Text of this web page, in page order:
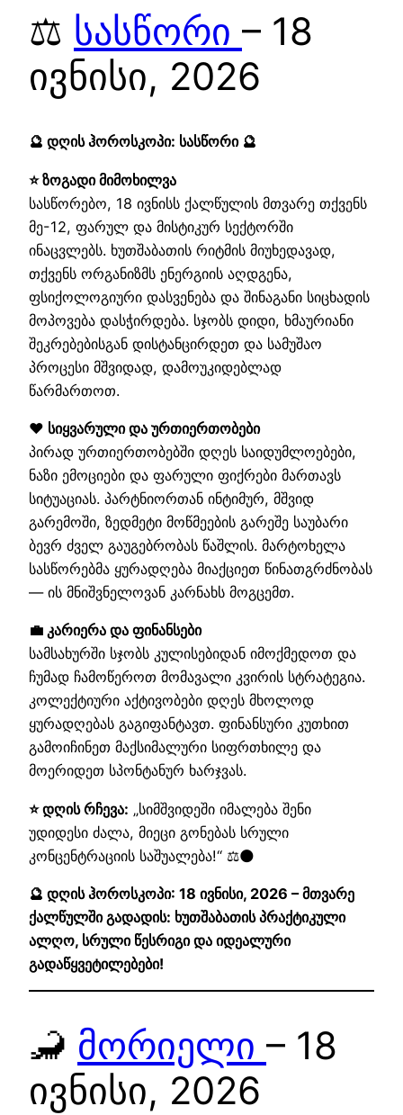
⚖️ სასწორი – 18
ივნისი, 2026
🔮 დღის ჰოროსკოპი: სასწორი 🔮
⭐ ზოგადი მიმოხილვა
სასწორებო, 18 ივნისს ქალწულის მთვარე თქვენს
მე-12, ფარულ და მისტიკურ სექტორში
ინაცვლებს. ხუთშაბათის რიტმის მიუხედავად,
თქვენს ორგანიზმს ენერგიის აღდგენა,
ფსიქოლოგიური დასვენება და შინაგანი სიცხადის
მოპოვება დასჭირდება. სჯობს დიდი, ხმაურიანი
შეკრებებისგან დისტანცირდეთ და სამუშაო
პროცესი მშვიდად, დამოუკიდებლად
წარმართოთ.
❤️ სიყვარული და ურთიერთობები
პირად ურთიერთობებში დღეს საიდუმლოებები,
ნაზი ემოციები და ფარული ფიქრები მართავს
სიტუაციას. პარტნიორთან ინტიმურ, მშვიდ
გარემოში, ზედმეტი მოწმეების გარეშე საუბარი
ბევრ ძველ გაუგებრობას წაშლის. მარტოხელა
სასწორებმა ყურადღება მიაქციეთ წინათგრძნობას
— ის მნიშვნელოვან კარნახს მოგცემთ.
💼 კარიერა და ფინანსები
სამსახურში სჯობს კულისებიდან იმოქმედოთ და
ჩუმად ჩამოწეროთ მომავალი კვირის სტრატეგია.
კოლექტიური აქტივობები დღეს მხოლოდ
ყურადღებას გაგიფანტავთ. ფინანსური კუთხით
გამოიჩინეთ მაქსიმალური სიფრთხილე და
მოერიდეთ სპონტანურ ხარჯვას.
⭐ დღის რჩევა: „სიმშვიდეში იმალება შენი
უდიდესი ძალა, მიეცი გონებას სრული
კონცენტრაციის საშუალება!“ ⚖️🌑
🔮 დღის ჰოროსკოპი: 18 ივნისი, 2026 – მთვარე
ქალწულში გადადის: ხუთშაბათის პრაქტიკული
ალღო, სრული წესრიგი და იდეალური
გადაწყვეტილებები!
🦂 მორიელი – 18
ივნისი, 2026